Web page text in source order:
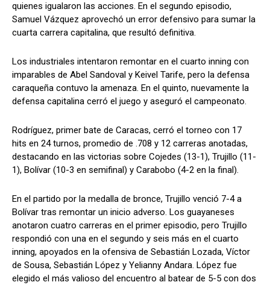
quienes igualaron las acciones. En el segundo episodio,
Samuel Vázquez aprovechó un error defensivo para sumar la
cuarta carrera capitalina, que resultó definitiva.
Los industriales intentaron remontar en el cuarto inning con
imparables de Abel Sandoval y Keivel Tarife, pero la defensa
caraqueña contuvo la amenaza. En el quinto, nuevamente la
defensa capitalina cerró el juego y aseguró el campeonato.
Rodríguez, primer bate de Caracas, cerró el torneo con 17
hits en 24 turnos, promedio de .708 y 12 carreras anotadas,
destacando en las victorias sobre Cojedes (13-1), Trujillo (11-
1), Bolívar (10-3 en semifinal) y Carabobo (4-2 en la final).
En el partido por la medalla de bronce, Trujillo venció 7-4 a
Bolívar tras remontar un inicio adverso. Los guayaneses
anotaron cuatro carreras en el primer episodio, pero Trujillo
respondió con una en el segundo y seis más en el cuarto
inning, apoyados en la ofensiva de Sebastián Lozada, Víctor
de Sousa, Sebastián López y Yelianny Andara. López fue
elegido el más valioso del encuentro al batear de 5-5 con dos